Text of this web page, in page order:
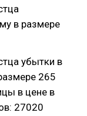
в размере
убытки в
265
в цене в
27020